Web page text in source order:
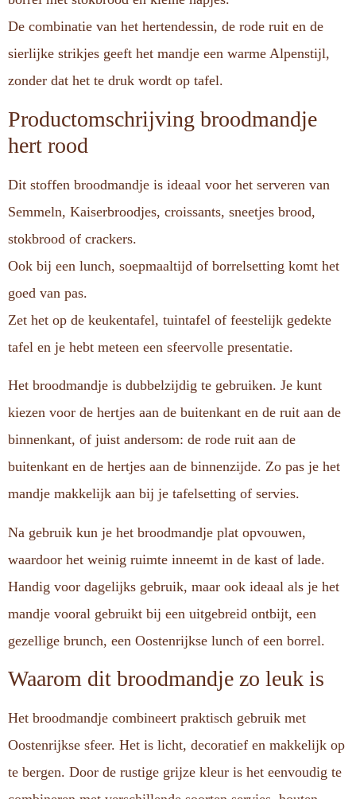
De combinatie van het hertendessin, de rode ruit en de
sierlijke strikjes geeft het mandje een warme Alpenstijl,
zonder dat het te druk wordt op tafel.
Productomschrijving broodmandje
hert rood
Dit stoffen broodmandje is ideaal voor het serveren van
Semmeln, Kaiserbroodjes, croissants, sneetjes brood,
stokbrood of crackers.
Ook bij een lunch, soepmaaltijd of borrelsetting komt het
goed van pas.
Zet het op de keukentafel, tuintafel of feestelijk gedekte
tafel en je hebt meteen een sfeervolle presentatie.
Het broodmandje is dubbelzijdig te gebruiken. Je kunt
kiezen voor de hertjes aan de buitenkant en de ruit aan de
binnenkant, of juist andersom: de rode ruit aan de
buitenkant en de hertjes aan de binnenzijde. Zo pas je het
mandje makkelijk aan bij je tafelsetting of servies.
Na gebruik kun je het broodmandje plat opvouwen,
waardoor het weinig ruimte inneemt in de kast of lade.
Handig voor dagelijks gebruik, maar ook ideaal als je het
mandje vooral gebruikt bij een uitgebreid ontbijt, een
gezellige brunch, een Oostenrijkse lunch of een borrel.
Waarom dit broodmandje zo leuk is
Het broodmandje combineert praktisch gebruik met
Oostenrijkse sfeer. Het is licht, decoratief en makkelijk op
te bergen. Door de rustige grijze kleur is het eenvoudig te